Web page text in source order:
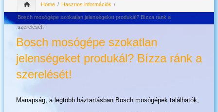
Home Hasznos információk
Bosch mosógépe szokatlan jelenségeket produkál? Bízza ránk a
szerelését!
Bosch mosógépe szokatlan
jelenségeket produkál? Bízza ránk a
szerelését!
Manapság, a legtöbb háztartásban Bosch mosógépek találhatók,